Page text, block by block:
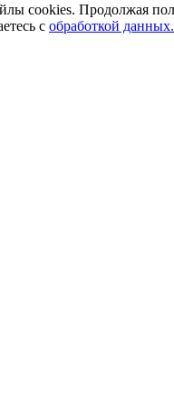
cookies. Продолжая
с обработкой данных.